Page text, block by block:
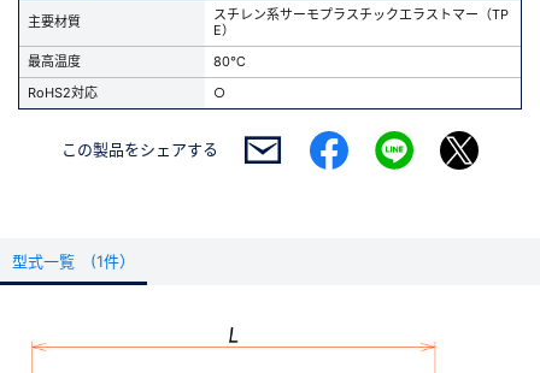
主要材質
スチレン系サーモプラスチックエラストマー（TP
E）
最高温度
80℃
RoHS2対応
○
この製品をシェアする
型式一覧 (1件）